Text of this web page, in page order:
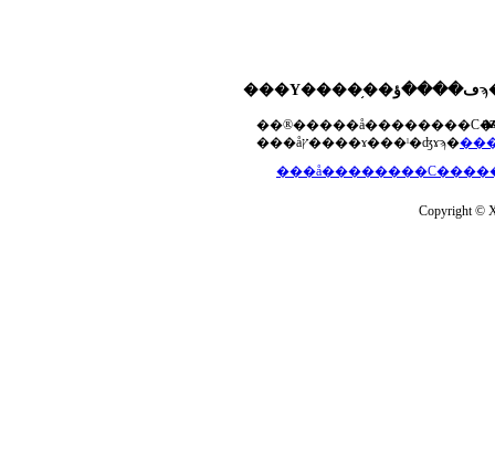
���Υ����֥��ڡ����ؤϡ��ޤ��ۡ���ڡ��������åץ����ɤ���Ƥ��ޤ���agua-
���åץ����ɤ���ˡ�ʤɤϡ�
Copyright ©